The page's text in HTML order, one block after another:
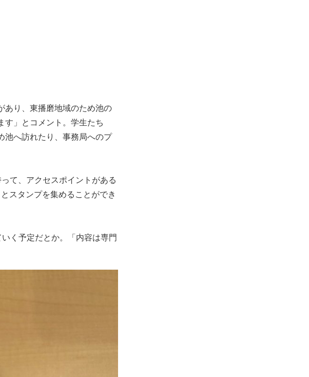
あり、東播磨地域のため池の
す」とコメント。学生たち
池へ訪れたり、事務局へのプ
て、アクセスポイントがある
スタンプを集めることができ
く予定だとか。「内容は専門